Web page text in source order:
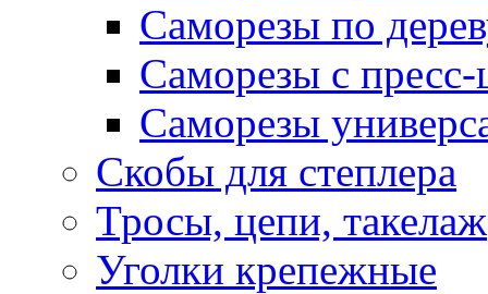
Саморезы по
Саморезы с
Саморезы
Скобы для степлера
Тросы, цепи, такелаж
Уголки крепежные